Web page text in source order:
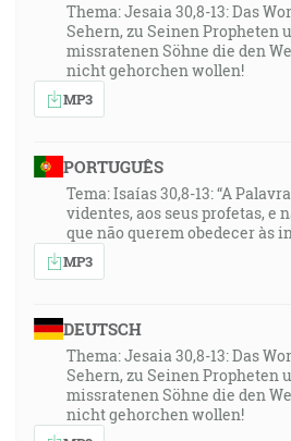
Thema: Jesaia 30,8-13: Das
Sehern, zu Seinen Propheten
missratenen Söhne die den
nicht gehorchen wollen!
MP3
PORTUGUÊS
Tema: Isaías 30,8-13: “A
videntes, aos seus profetas, e
que não querem obedecer às
MP3
DEUTSCH
Thema: Jesaia 30,8-13: Das
Sehern, zu Seinen Propheten
missratenen Söhne die den
nicht gehorchen wollen!